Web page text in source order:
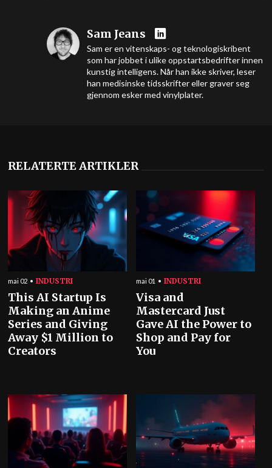
Sam Jeans
Sam er en vitenskaps- og teknologiskribent
som har jobbet i ulike oppstartsbedrifter innen
kunstig intelligens. Når han ikke skriver, leser
han medisinske tidsskrifter eller graver seg
gjennom esker med vinylplater.
RELATERTE ARTIKLER
mai 02 INDUSTRI
This AI Startup Is
Making an Anime
Series and Giving
Away $1 Million to
Creators
mai 01 INDUSTRI
Visa and
Mastercard Just
Gave AI the Power to
Shop and Pay for
You